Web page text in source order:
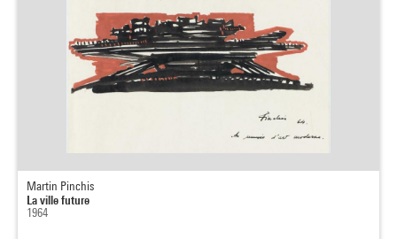
Martin Pinchis
La ville future
1964